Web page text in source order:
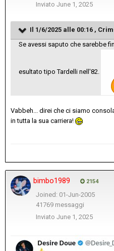
Inviato June 1, 2025
Il 1/6/2025 alle 00:16 ,
Se avessi saputo che sarebbe
esultato tipo Tardelli nell'82.
Vabbeh... direi che ci siamo
in tutta la sua carriera!
bimbo1989 2154
Joined: 01-Jun-2005
41769 messaggi
Inviato June 1, 2025